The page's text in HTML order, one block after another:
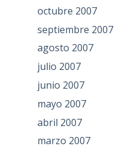
octubre 2007
septiembre 2007
agosto 2007
julio 2007
junio 2007
mayo 2007
abril 2007
marzo 2007